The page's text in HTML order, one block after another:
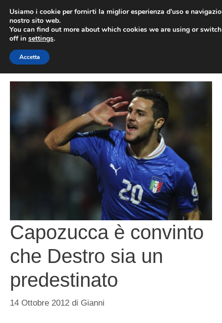
contenuto
Capozucca è convinto
che Destro sia un
predestinato
14 Ottobre 2012 di Gianni
Usiamo i cookie per fornirti la miglior esperienza d'uso e
nostro sito web.
You can find out more about which cookies we are using or
off in settings.
Accetta